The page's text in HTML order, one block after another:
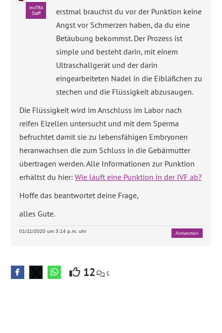
inviTRA
Staff
erstmal brauchst du vor der Punktion keine
Angst vor Schmerzen haben, da du eine
Betäubung bekommst. Der Prozess ist
simple und besteht darin, mit einem
Ultraschallgerät und der darin
eingearbeiteten Nadel in die Eibläßchen zu
stechen und die Flüssigkeit abzusaugen.
Die Flüssigkeit wird im Anschluss im Labor nach
reifen Eizellen untersucht und mit dem Sperma
befruchtet damit sie zu lebensfähigen Embryonen
heranwachsen die zum Schluss in die Gebärmutter
übertragen werden. Alle Informationen zur Punktion
erhältst du hier:Wie läuft eine Punktion in der IVF ab?
Hoffe das beantwortet deine Frage,
alles Gute.
01/11/2020 um 3:14 p.m. uhr Antworten
12 5